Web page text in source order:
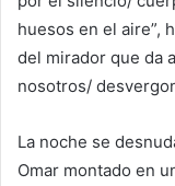
huesos en el aire”,
del mirador que da
nosotros/
La noche se
Omar montado en